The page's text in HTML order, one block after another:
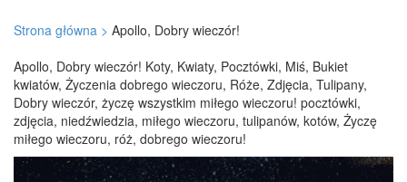
Strona główna > Apollo, Dobry wieczór!
Apollo, Dobry wieczór! Koty, Kwiaty, Pocztówki, Miś, Bukiet
kwiatów, Życzenia dobrego wieczoru, Róże, Zdjęcia, Tulipany,
Dobry wieczór, życzę wszystkim miłego wieczoru! pocztówki,
zdjęcia, niedźwiedzia, miłego wieczoru, tulipanów, kotów, Życzę
miłego wieczoru, róż, dobrego wieczoru!